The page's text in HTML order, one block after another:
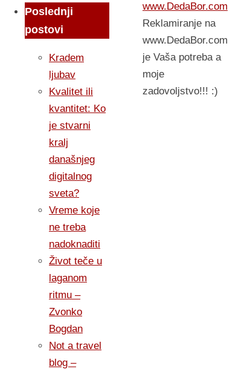
Poslednji
postovi
Kradem
ljubav
Kvalitet ili
kvantitet: Ko
je stvarni
kralj
današnjeg
digitalnog
sveta?
Vreme koje
ne treba
nadoknaditi
Život teče u
laganom
ritmu –
Zvonko
Bogdan
Not a travel
blog –
www.DedaBor.com
Reklamiranje na
www.DedaBor.com
je Vaša potreba a
moje
zadovoljstvo!!! :)